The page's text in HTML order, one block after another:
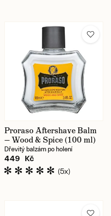
Proraso Aftershave Balm
— Wood & Spice (100 ml)
Dřevitý balzám po holení
449 Kč
(5x)